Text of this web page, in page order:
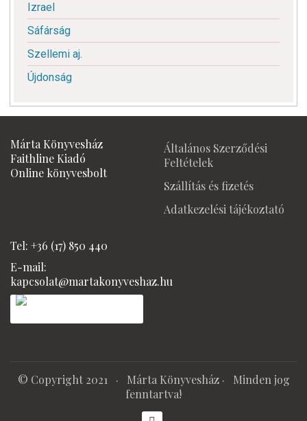
Izrael
Sáfárság
Szellemi aj.
Újdonság
Márta Könyvesház
Faithline Kiadó
Online könyvesbolt
Általános Szerződési
Feltételek
Szállítás és fizetés
Adatkezelési tájékoztató
Tel: +36 (17) 850 440
E-mail:
kapcsolat@martakonyveshaz.hu
© Copyright 2021 · Márta Könyvesház· Minden jog
fenntartva!